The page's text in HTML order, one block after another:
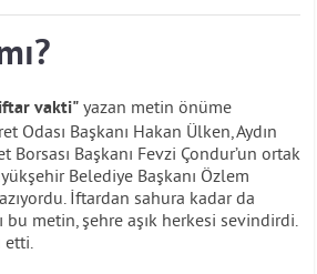
vakti" yazan metin önüme
Odası Başkanı Hakan Ülken, Aydın
Borsası Başkanı Fevzi Çondur’un ortak
Belediye Başkanı Özlem
İftardan sahura kadar da
bu metin, şehre aşık herkesi sevindirdi.
etti.